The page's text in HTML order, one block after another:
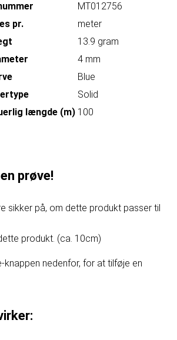
MT012756
pr.
meter
13.9 gram
4 mm
Blue
Solid
længde (m) 100
prøve!
sikker på, om dette produkt passer til
produkt. (ca. 10cm)
knappen nedenfor, for at tilføje en